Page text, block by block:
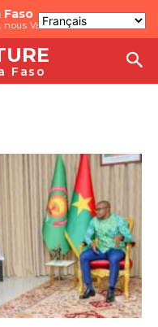
Faso
nous Vaincrons
Faso